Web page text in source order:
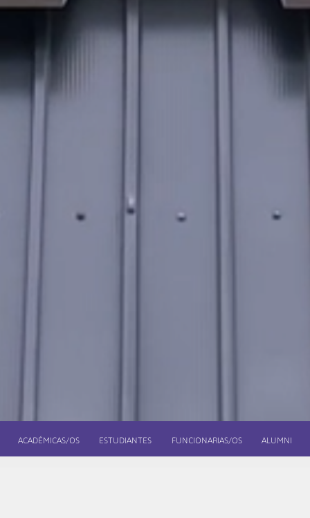
ACADÉMICAS/OS ESTUDIANTES FUNCIONARIAS/OS ALUMNI